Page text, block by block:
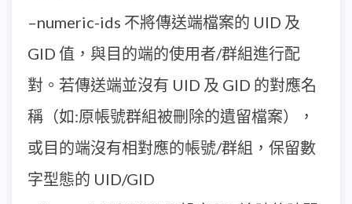
–numeric-ids 不將傳送端檔案的 UID 及
GID 值，與目的端的使用者/群組進行配
對。若傳送端並沒有 UID 及 GID 的對應名
稱（如:原帳號群組被刪除的遺留檔案），
或目的端沒有相對應的帳號/群組，保留數
字型態的 UID/GID